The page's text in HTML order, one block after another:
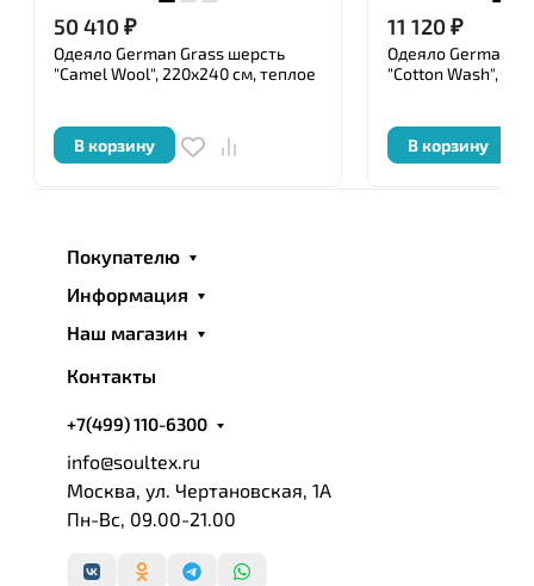
50 410₽
Одеяло German Grass шерсть
"Camel Wool", 220x240 см, теплое
В корзину
11 120₽
Одеяло German
"Cotton Wash",
В корзину
Покупателю
Информация
Наш магазин
Контакты
+7(499) 110-6300
info@soultex.ru
Москва, ул. Чертановская, 1А
Пн-Вс, 09.00-21.00